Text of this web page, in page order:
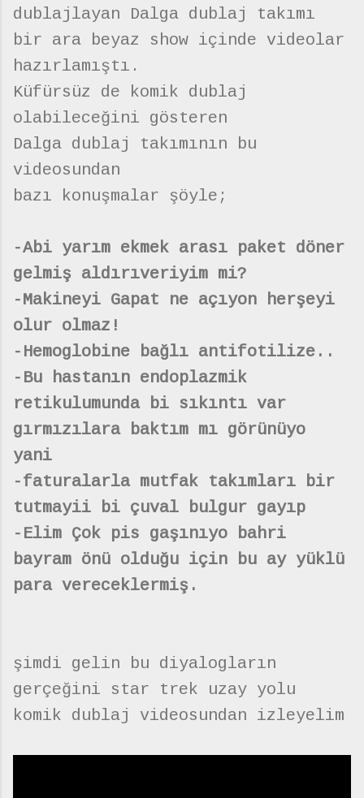
dublajlayan Dalga dublaj takımı
bir ara beyaz show içinde videolar
hazırlamıştı.
Küfürsüz de komik dublaj
olabileceğini gösteren
Dalga dublaj takımının bu
videosundan
bazı konuşmalar şöyle;
-Abi yarım ekmek arası paket döner
gelmiş aldırıveriyim mi?
-Makineyi Gapat ne açıyon herşeyi
olur olmaz!
-Hemoglobine bağlı antifotilize..
-Bu hastanın endoplazmik
retikulumunda bi sıkıntı var
gırmızılara baktım mı görünüyo
yani
-faturalarla mutfak takımları bir
tutmayii bi çuval bulgur gayıp
-Elim Çok pis gaşınıyo bahri
bayram önü olduğu için bu ay yüklü
para vereceklermiş.
şimdi gelin bu diyalogların
gerçeğini star trek uzay yolu
komik dublaj videosundan izleyelim